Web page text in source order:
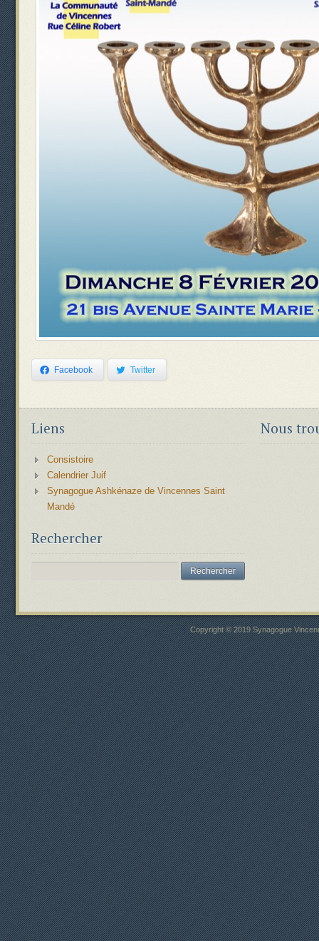
Facebook Twitter
Liens
Consistoire
Calendrier Juif
Synagogue Ashkénaze de Vincennes Saint
Mandé
Rechercher
Nous
Copyright © 2019 Synagogue